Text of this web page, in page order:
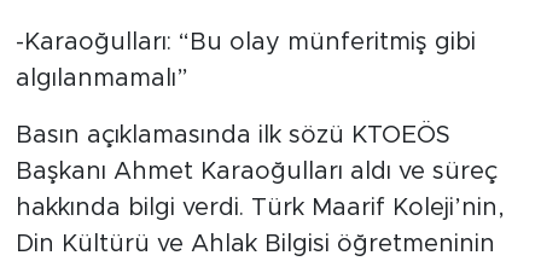
-Karaoğulları: “Bu olay münferitmiş gibi
algılanmamalı”
Basın açıklamasında ilk sözü KTOEÖS
Başkanı Ahmet Karaoğulları aldı ve süreç
hakkında bilgi verdi. Türk Maarif Koleji’nin,
Din Kültürü ve Ahlak Bilgisi öğretmeninin